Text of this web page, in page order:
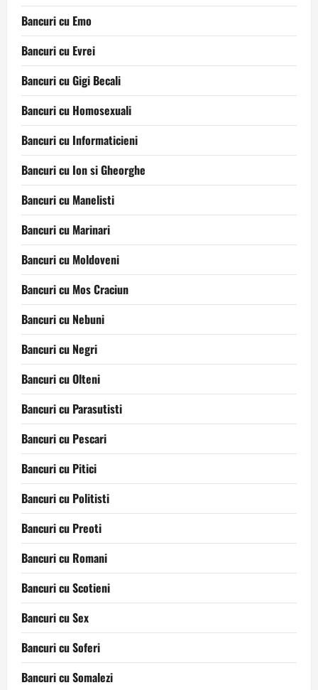
Bancuri cu Emo
Bancuri cu Evrei
Bancuri cu Gigi Becali
Bancuri cu Homosexuali
Bancuri cu Informaticieni
Bancuri cu Ion si Gheorghe
Bancuri cu Manelisti
Bancuri cu Marinari
Bancuri cu Moldoveni
Bancuri cu Mos Craciun
Bancuri cu Nebuni
Bancuri cu Negri
Bancuri cu Olteni
Bancuri cu Parasutisti
Bancuri cu Pescari
Bancuri cu Pitici
Bancuri cu Politisti
Bancuri cu Preoti
Bancuri cu Romani
Bancuri cu Scotieni
Bancuri cu Sex
Bancuri cu Soferi
Bancuri cu Somalezi